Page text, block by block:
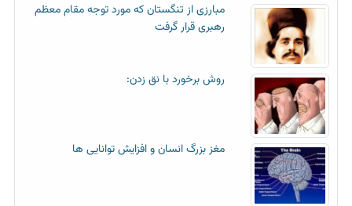
مبارزی از تنگستان که مورد توجه مقام معظم
رهبری قرار گرفت
روش برخورد با نق زدن:
مغز بزرگ انسان و افزایش توانایی ها